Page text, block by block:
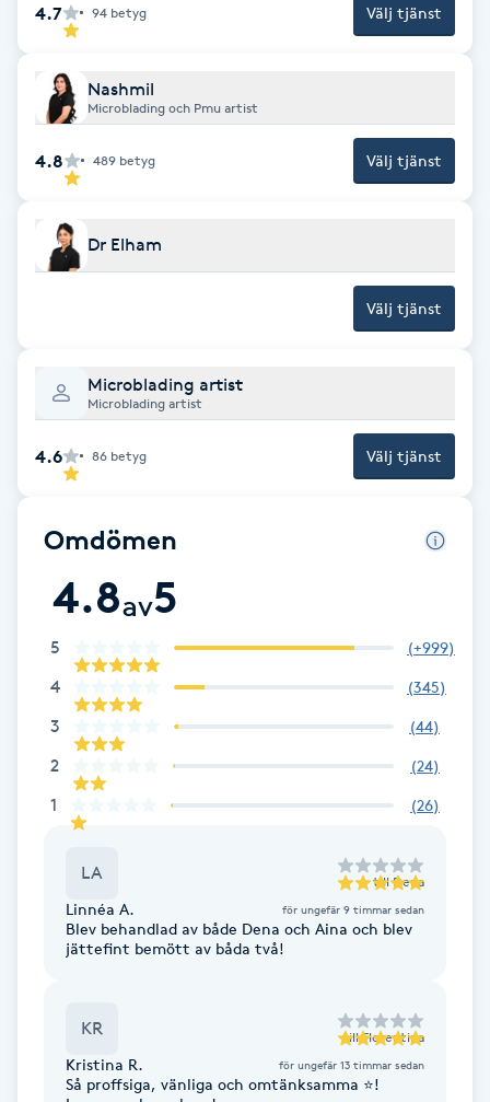
Idrottsmassage
IPL hårborttagning
IR-massage
K
Katun fransar
Keratinbehandling
Kinesiologi
Kinesisk medicin
Kiropraktik
Klangmassage
Klippning & Slingor
Koppningsmassage
4.7 94 betyg Välj tjänst
Nashmil
Microblading och Pmu artist
4.8 489 betyg Välj tjänst
Dr Elham
Välj tjänst
Microblading artist
Microblading artist
4.6 86 betyg Välj tjänst
Omdömen
4.8av5
5 (+999)
4 (345)
3 (44)
2 (24)
1 (26)
LA till Dena
Linnéa A. för ungefär 9 timmar sedan
Blev behandlad av både Dena och Aina och blev
jättefint bemött av båda två!
KR till Florentina
Kristina R. för ungefär 13 timmar sedan
Så proffsiga, vänliga och omtänksamma ⭐️!